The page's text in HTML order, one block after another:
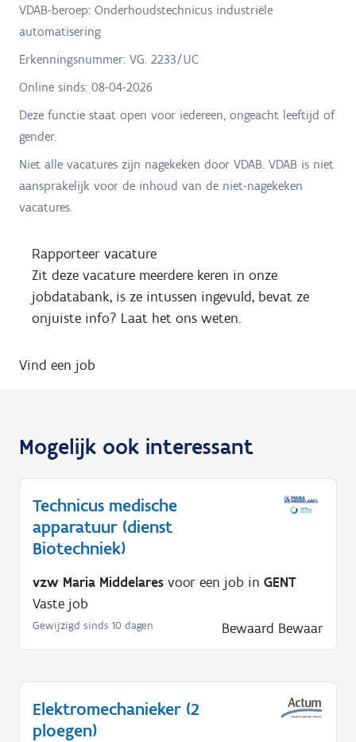
VDAB-beroep: Onderhoudstechnicus industriële
automatisering
Erkenningsnummer: VG. 2233/UC
Online sinds: 08-04-2026
Deze functie staat open voor iedereen, ongeacht leeftijd of
gender.
Niet alle vacatures zijn nagekeken door VDAB. VDAB is niet
aansprakelijk voor de inhoud van de niet-nagekeken
vacatures.
Rapporteer vacature
Zit deze vacature meerdere keren in onze
jobdatabank, is ze intussen ingevuld, bevat ze
onjuiste info? Laat het ons weten.
Vind een job
Mogelijk ook interessant
Technicus medische
apparatuur (dienst
Biotechniek)
vzw Maria Middelares voor een job in GENT
Vaste job
Gewijzigd sinds 10 dagen Bewaard Bewaar
Elektromechanieker (2
ploegen)